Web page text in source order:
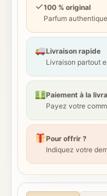
✓100 % original
Parfum
Livraison rapide
Livraison partout
Paiement à la
Payez votre
Pour offrir ?
Indiquez votre